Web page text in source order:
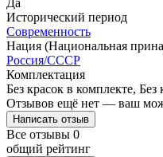
Исторический период
Современность
Нация (Национальная
Россия/СССР
Комплектация
Без красок в комплекте, Без
Отзывов ещё нет — ваш
Написать отзыв
Все отзывы 0
общий рейтинг